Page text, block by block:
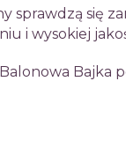
sprawdzą się
i wysokiej
Bajka